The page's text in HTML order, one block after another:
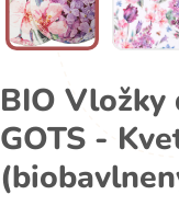
BIO Vložky
GOTS -